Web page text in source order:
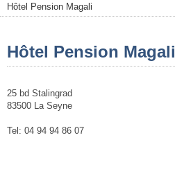
Hôtel Pension Magali
Hôtel Pension Magali
25 bd Stalingrad
83500 La Seyne
Tel: 04 94 94 86 07